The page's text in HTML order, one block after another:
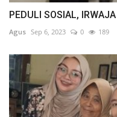
PEDULI SOSIAL,
Agus Sep 6, 2023 0 189